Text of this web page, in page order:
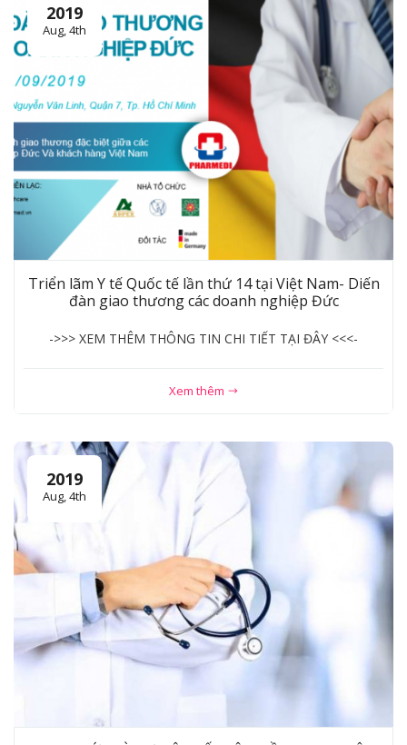
2019
Aug, 4th
Triển lãm Y tế Quốc tế lần thứ 14 tại Việt Nam- Diến
đàn giao thương các doanh nghiệp Đức
->>> XEM THÊM THÔNG TIN CHI TIẾT TẠI ĐÂY <<<-
Xem thêm
2019
Aug, 4th